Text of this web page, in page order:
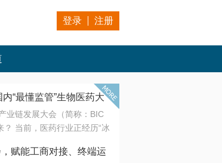
登录 注册
“最懂监管”生物医药大
业链发展大会（简称：BIC
当前，医药行业正经历“冰
“最后一公里”的支付与入院
赋能工商对接、终端运